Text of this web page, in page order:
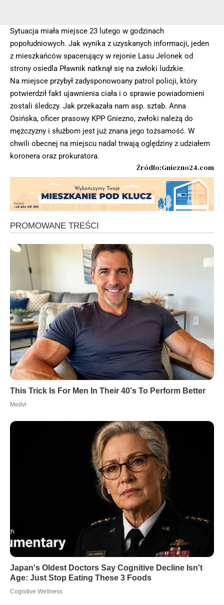
Sytuacja miała miejsce 23 lutego w godzinach
popołudniowych. Jak wynika z uzyskanych informacji, jeden
z mieszkańców spacerujący w rejonie Lasu Jelonek od
strony osiedla Pławnik natknął się na zwłoki ludzkie.
Na miejsce przybył zadysponowoany patrol policji, który
potwierdził fakt ujawnienia ciała i o sprawie powiadomieni
zostali śledczy. Jak przekazała nam asp. sztab. Anna
Osińska, oficer prasowy KPP Gniezno, zwłoki należą do
mężczyzny i służbom jest już znana jego tożsamość. W
chwili obecnej na miejscu nadal trwają oględziny z udziałem
koronera oraz prokuratora.
Źródło:Gniezno24.com